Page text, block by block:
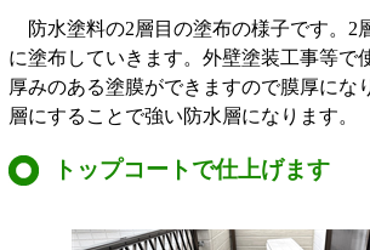
防水塗料の2層目の塗布の様子です。2
に塗布していきます。外壁塗装工事等で
厚みのある塗膜ができますので膜厚にな
層にすることで強い防水層になります。
トップコートで仕上げます